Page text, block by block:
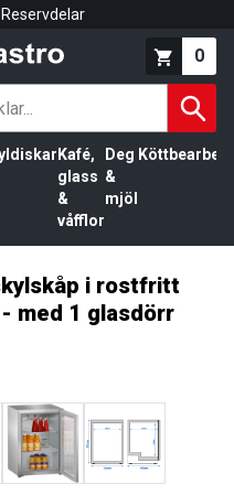
Reservdelar
0
Kafé,
glass
&
våfflor
Deg
&
mjöl
i rostfritt
med 1 glasdörr